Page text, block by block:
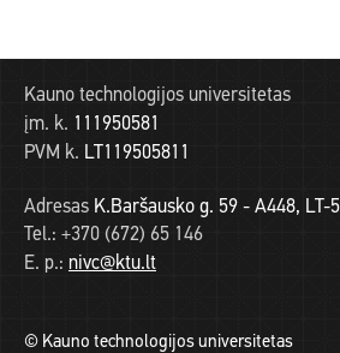
Kauno technologijos universitetas
įm. k. 111950581
PVM k. LT119505811
Adresas K.Baršausko g. 59 - A448, LT-
Tel.: +370 (672) 65 146
E. p.: nivc@ktu.lt
© Kauno technologijos universitetas